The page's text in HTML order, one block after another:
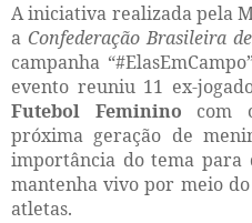
A iniciativa realizada pela
a Confederação Brasileira
campanha
evento reuniu 11 ex-
Futebol Feminino com
próxima geração de
importância do tema para
mantenha vivo por meio
atletas.